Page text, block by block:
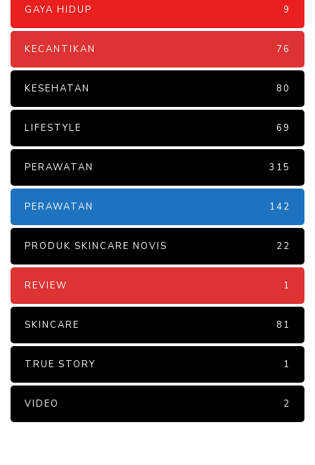
GAYA HIDUP 9
KECANTIKAN 76
KESEHATAN 80
LIFESTYLE 69
PERAWATAN 315
PERAWATAN 142
PRODUK SKINCARE NOVIS 22
REVIEW 1
SKINCARE 81
TRUE STORY 1
VIDEO 2